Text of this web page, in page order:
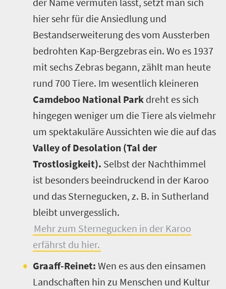
hier sehr für die Ansiedlung und
Bestandserweiterung des vom Aussterben
bedrohten Kap-Bergzebras ein. Wo es 1937
mit sechs Zebras begann, zählt man heute
rund 700 Tiere. Im wesentlich kleineren
Camdeboo National Park dreht es sich
hingegen weniger um die Tiere als vielmehr
um spektakuläre Aussichten wie die auf das
Valley of Desolation (Tal der
Trostlosigkeit). Selbst der Nachthimmel
ist besonders beeindruckend in der Karoo
und das Sternegucken, z. B. in Sutherland
bleibt unvergesslich.
Mehr zum Sternegucken in der Karoo
erfährst du hier.
Graaff-Reinet: Wen es aus den einsamen
Landschaften hin zu Menschen und Kultur